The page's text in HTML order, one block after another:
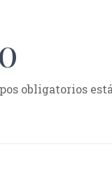
obligatorios